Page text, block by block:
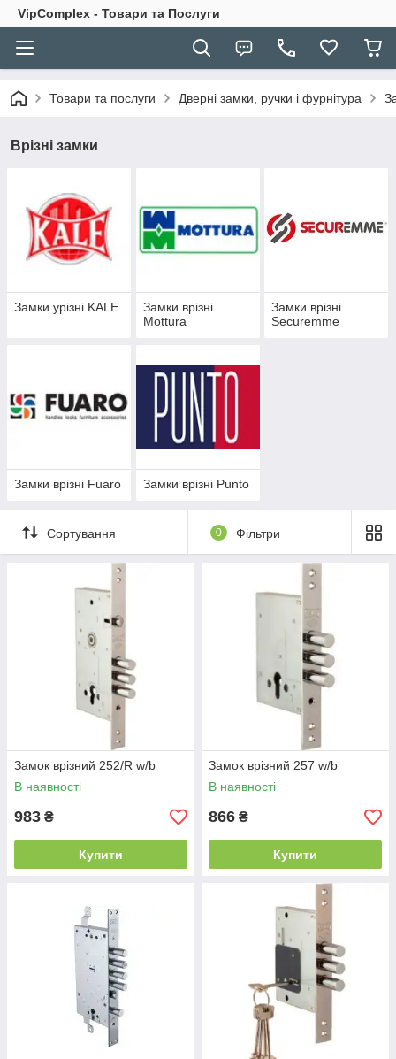
VipComplex - Товари та Послуги
Товари та послуги Дверні замки, ручки і фурнітура
Врізні замки
Замки урізні KALE
Замки врізні
Mottura
Замки врізні
Securemme
Замки врізні Fuaro Замки врізні Punto
Сортування 0 Фільтри
Замок врізний 252/R w/b
В наявності
983 ₴
Купити
Замок врізний 257 w/b
В наявності
866 ₴
Купити